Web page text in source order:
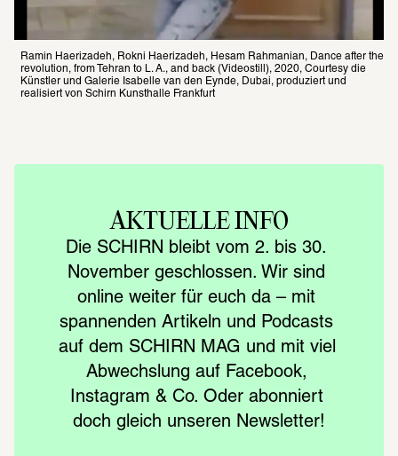
Ramin Haerizadeh, Rokni Haerizadeh, Hesam Rahmanian, Dance after the
revo­lu­tion, from Tehran to L. A., and back (Videostill), 2020, Courtesy die
Künstler und Galerie Isabelle van den Eynde, Dubai, produziert und
realisiert von Schirn Kunsthalle Frankfurt
AKTUELLE INFO
Die SCHIRN bleibt vom 2. bis 30.
November geschlossen. Wir sind
online weiter für euch da – mit
spannenden Artikeln und Podcasts
auf dem SCHIRN MAG und mit viel
Abwechslung auf Facebook,
Instagram & Co. Oder abonniert
doch gleich unseren Newsletter!